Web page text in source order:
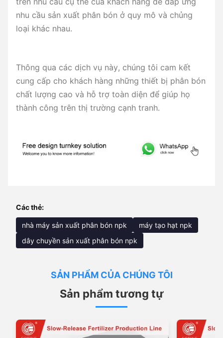
nhu cầu sản xuất phân bón ở quy mô và chủng
loại khác nhau.
Thông qua các dịch vụ này, chúng tôi cam kết
cung cấp cho khách hàng những thiết bị phân bón
chất lượng cao và hỗ trợ toàn diện để giúp họ
thành công trên thị trường cạnh tranh.
Các thẻ:
nhà máy sản xuất phân bón npk
máy tạo hạt npk
dây chuyền sản xuất phân bón npk
SẢN PHẨM CỦA CHÚNG TÔI
Sản phẩm tương tự